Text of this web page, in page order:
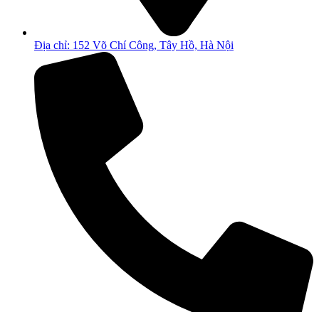
Địa chỉ: 152 Võ Chí Công, Tây Hồ, Hà Nội